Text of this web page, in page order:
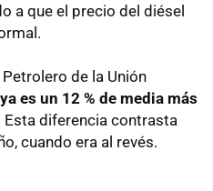
a que el precio del diésel
de la Unión
es un 12 % de media más
Esta diferencia contrasta
cuando era al revés.